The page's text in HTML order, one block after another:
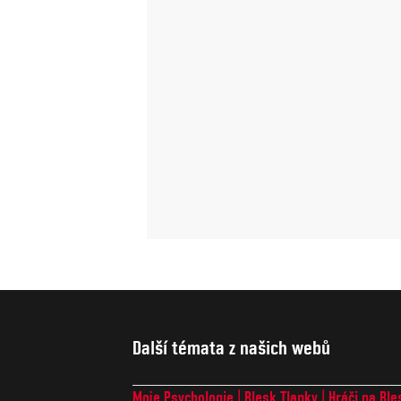
Další témata z našich webů
Moje Psychologie Blesk Tlapky Hráči na